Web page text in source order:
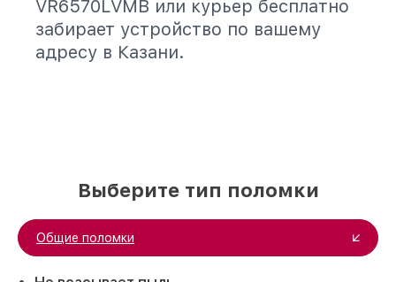
VR6570LVMB или курьер бесплатно
забирает устройство по вашему
адресу в Казани.
Выберите тип поломки
Общие поломки